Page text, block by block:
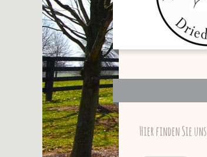
Hier finden Sie uns